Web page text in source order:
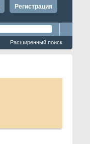
Регистрация
Расширенный поиск